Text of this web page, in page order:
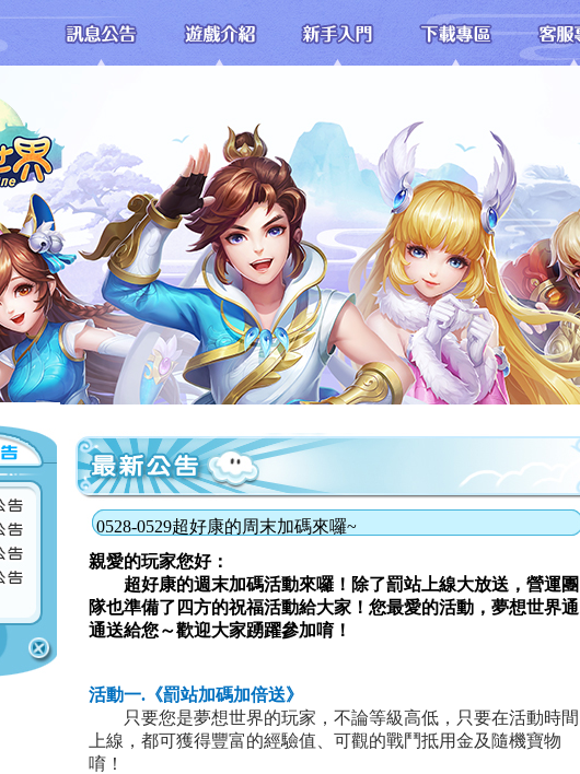
0528-0529超好康的周末加碼來囉~
親愛的玩家您好：
超好康的週末加碼活動來囉！除了罰站上線大放送，營運團
隊也準備了四方的祝福活動給大家！您最愛的活動，夢想世界通
通送給您～歡迎大家踴躍參加唷！
活動一.《罰站加碼加倍送》
只要您是夢想世界的玩家，不論等級高低，只要在活動時間
上線，都可獲得豐富的經驗值、可觀的戰鬥抵用金及隨機寶物
唷！